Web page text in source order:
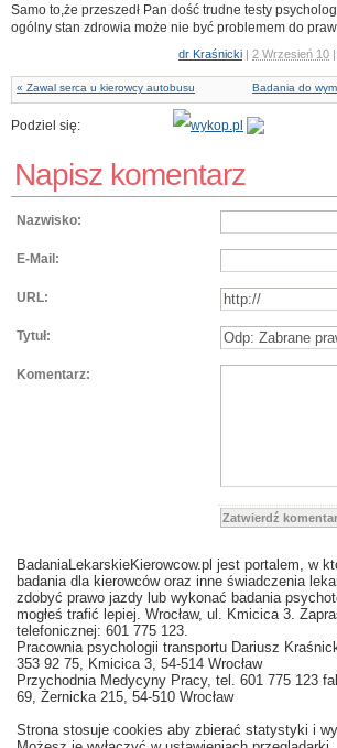
Samo to,że przeszedł Pan dość trudne testy
ogólny stan zdrowia może nie być problemem do
dr Kraśnicki | 2 Wrzesień 10 |
« Zawal serca u kierowcy autobusu Badania do
Podziel się:
Napisz komentarz
Nazwisko:
E-Mail:
URL:
Tytuł:
Komentarz:
Zatwierdź
BadaniaLekarskieKierowcow.pl jest portalem, w
badania dla kierowców oraz inne świadczenia
zdobyć prawo jazdy lub wykonać badania
mogłeś trafić lepiej. Wrocław, ul. Kmicica 3.
telefonicznej: 601 775 123.
Pracownia psychologii transportu Dariusz
353 92 75, Kmicica 3, 54-514 Wrocław
Przychodnia Medycyny Pracy, tel. 601 775 123
69, Żernicka 215, 54-510 Wrocław
Strona stosuje cookies aby zbierać statystyki i